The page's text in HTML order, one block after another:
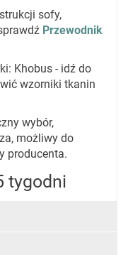
sofy,
Przewodnik
Khobus - idź do
wzorniki tkanin
wybór,
możliwy do
producenta.
tygodni